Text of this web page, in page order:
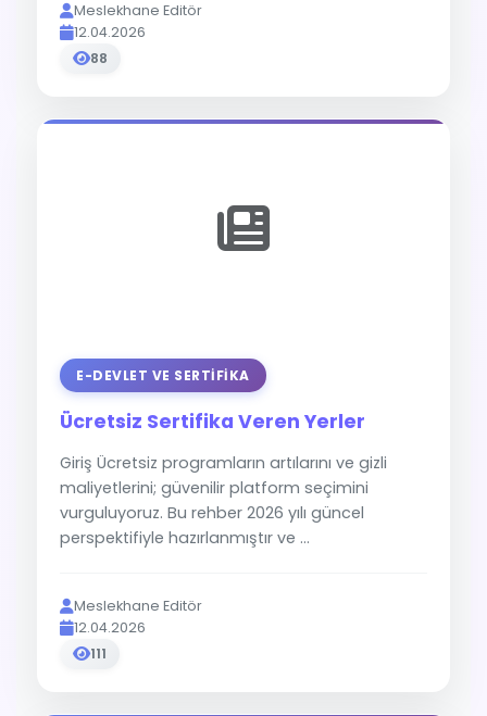
Meslekhane Editör
12.04.2026
88
E-DEVLET VE SERTIFIKA
Ücretsiz Sertifika Veren Yerler
Giriş Ücretsiz programların artılarını ve gizli
maliyetlerini; güvenilir platform seçimini
vurguluyoruz. Bu rehber 2026 yılı güncel
perspektifiyle hazırlanmıştır ve ...
Meslekhane Editör
12.04.2026
111